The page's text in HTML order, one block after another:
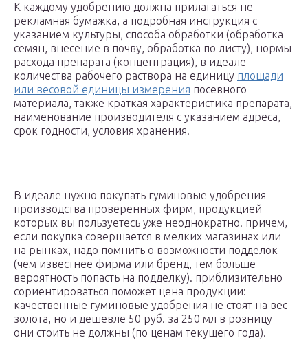
К каждому удобрению должна прилагаться не
рекламная бумажка, а подробная инструкция с
указанием культуры, способа обработки (обработка
семян, внесение в почву, обработка по листу), нормы
расхода препарата (концентрация), в идеале –
количества рабочего раствора на единицу площади
или весовой единицы измерения посевного
материала, также краткая характеристика препарата,
наименование производителя с указанием адреса,
срок годности, условия хранения.
В идеале нужно покупать гуминовые удобрения
производства проверенных фирм, продукцией
которых вы пользуетесь уже неоднократно. причем,
если покупка совершается в мелких магазинах или
на рынках, надо помнить о возможности подделок
(чем известнее фирма или бренд, тем больше
вероятность попасть на подделку). приблизительно
сориентироваться поможет цена продукции:
качественные гуминовые удобрения не стоят на вес
золота, но и дешевле 50 руб. за 250 мл в розницу
они стоить не должны (по ценам текущего года).